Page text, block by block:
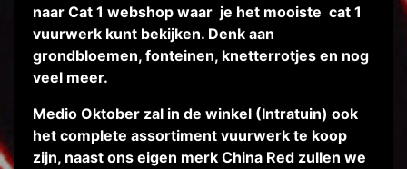
naar Cat 1 webshop waar je het mooiste cat 1
vuurwerk kunt bekijken. Denk aan
grondbloemen, fonteinen, knetterrotjes en nog
veel meer.
Medio Oktober zal in de winkel (Intratuin) ook
het complete assortiment vuurwerk te koop
zijn, naast ons eigen merk China Red zullen we